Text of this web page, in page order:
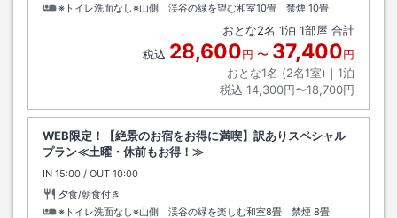
※トイレ洗面なし※山側 渓谷の緑を望む和室10畳 禁煙 10畳
おとな2名 1泊 1部屋 合計
税込 28,600円 〜 37,400円
おとな1名 (2名1室)｜ 1泊
税込 14,300円〜18,700円
WEB限定！【絶景のお宿をお得に満喫】訳ありスペシャル
プラン≪土曜・休前もお得！≫
IN チェックイン
15:00 / OUT チェックアウト
10:00
夕食/朝食付き
※トイレ洗面なし※山側 渓谷の緑を楽しむ和室8畳 禁煙 8畳